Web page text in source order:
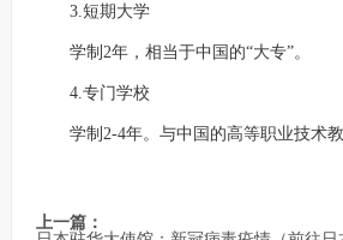
3.短期大学
学制2年，相当于中国的“大专”。
4.专门学校
学制2-4年。与中国的高等职业技术教
上一篇：